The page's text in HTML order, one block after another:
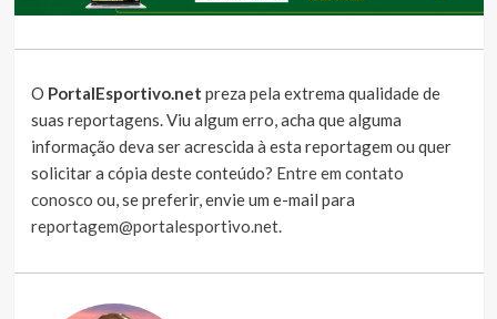
O PortalEsportivo.net preza pela extrema qualidade de
suas reportagens. Viu algum erro, acha que alguma
informação deva ser acrescida à esta reportagem ou quer
solicitar a cópia deste conteúdo? Entre em contato
conosco ou, se preferir, envie um e-mail para
reportagem@portalesportivo.net.